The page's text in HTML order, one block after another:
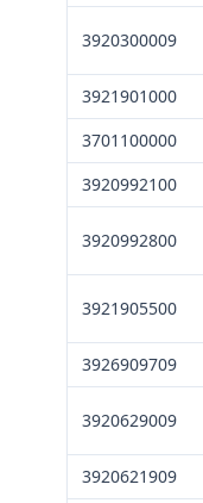
3920300009
3921901000
3701100000
3920992100
3920992800
3921905500
3926909709
3920629009
3920621909